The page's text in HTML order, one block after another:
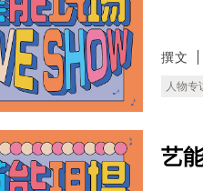
撰文
人物专
艺